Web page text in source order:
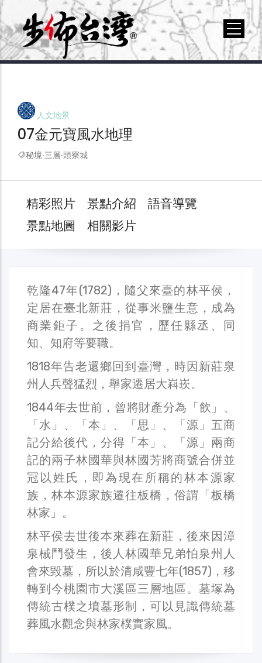
人文地景
07金元寶風水地理
秘境‧三層‧頭寮城
精彩照片 景點介紹
語音導覽
景點地圖
相關影片
乾隆47年(1782)，隨父來臺的林平侯，
定居在臺北新莊，從事米鹽生意，成為
商業鉅子。之後捐官，歷任縣丞、同
知、知府等要職。
1818年告老還鄉回到臺灣，時因新莊泉
州人兵聲猛烈，舉家遷居大嵙崁。
1844年去世前，曾將財產分為「飲」、
「水」、「本」、「思」、「源」五商
記分給後代，分得「本」、「源」兩商
記的兩子林國華與林國芳將商號合併並
冠以姓氏，即為現在所稱的林本源家
族，林本源家族遷往板橋，俗謂「板橋
林家」。
林平侯去世後本來葬在新莊，後來因漳
泉械鬥發生，後人林國華兄弟怕泉州人
會來毀墓，所以於清咸豐七年(1857)，移
轉到今桃園市大溪區三層地區。墓塚為
傳統古樸之墳墓形制，可以見識傳統墓
葬風水觀念與林家樸實家風。